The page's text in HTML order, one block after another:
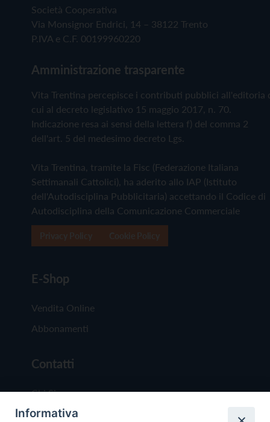
Società Cooperativa
Via Monsignor Endrici, 14 – 38122 Trento
P.IVA e C.F. 00199960220
Amministrazione trasparente
Vita Trentina percepisce i contributi pubblici all'editoria
cui al decreto legislativo 15 maggio 2017, n. 70.
Indicazione resa ai sensi della lettera f) del comma 2
dell'art. 5 del medesimo decreto Lgs.
Vita Trentina, tramite la Fisc (Federazione Italiana
Settimanali Cattolici), ha aderito allo IAP (Istituto
dell'Autodisciplina Pubblicitaria) accettando il Codice di
Autodisciplina della Comunicazione Commerciale
E-Shop
Vendita Online
Abbonamenti
Contatti
Chi Siamo
Redazione
Informativa